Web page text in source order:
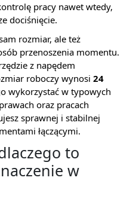
pracy nawet wtedy,
dociśnięcie.
rozmiar, ale też
przenoszenia momentu.
z napędem
roboczy wynosi 24
wykorzystać w typowych
oraz pracach
sprawnej i stabilnej
łączącymi.
to
w